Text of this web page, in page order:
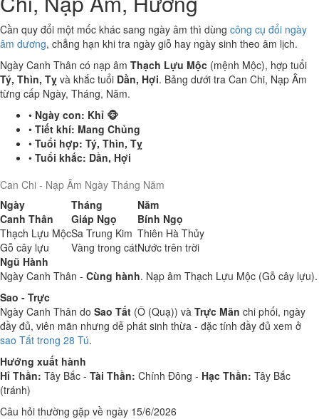
Cần quy đổi một mốc khác sang ngày âm thì dùng công cụ đổi ngày
âm dương, chẳng hạn khi tra ngày giỗ hay ngày sinh theo âm lịch.
Ngày Canh Thân có nạp âm Thạch Lựu Mộc (mệnh Mộc), hợp tuổi
Tý, Thìn, Tỵ và khắc tuổi Dần, Hợi. Bảng dưới tra Can Chi, Nạp Âm
từng cấp Ngày, Tháng, Năm.
• Ngày con: Khỉ 🐵
• Tiết khí: Mang Chủng
• Tuổi hợp: Tý, Thìn, Tỵ
• Tuổi khắc: Dần, Hợi
Can Chi - Nạp Âm Ngày Tháng Năm
Ngày
Tháng
Năm
Canh Thân
Giáp Ngọ
Bính Ngọ
Thạch Lựu MộcSa Trung Kim Thiên Hà Thủy
Gỗ cây lựu
Vàng trong cátNước trên trời
Ngũ Hành
Ngày Canh Thân - Cùng hành. Nạp âm Thạch Lựu Mộc (Gỗ cây lựu).
Sao - Trực
Ngày Canh Thân do Sao Tất (Ô (Quạ)) và Trực Mãn chi phối, ngày
đầy đủ, viên mãn nhưng dễ phát sinh thừa - đặc tính đầy đủ xem ở
sao Tất trong 28 Tú.
Hướng xuất hành
Hỉ Thần: Tây Bắc - Tài Thần: Chính Đông - Hạc Thần: Tây Bắc
(tránh)
Câu hỏi thường gặp về ngày 15/6/2026